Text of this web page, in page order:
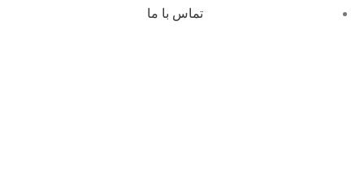
تماس با ما